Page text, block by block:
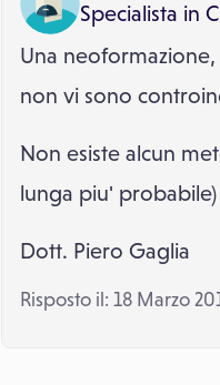
Specialista in
Una
non vi sono
Non esiste alcun
lunga piu'
Dott. Piero Gaglia
Risposto il: 18 Marzo